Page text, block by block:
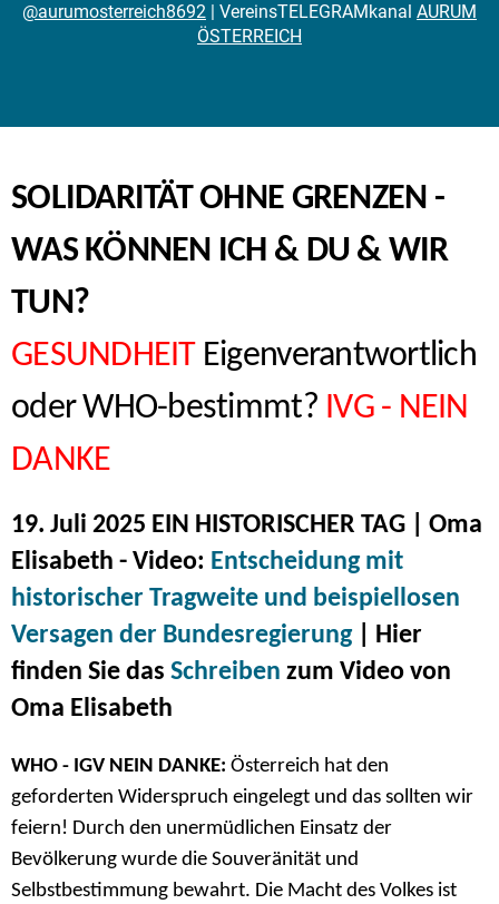
@aurumosterreich8692 | VereinsTELEGRAMkanal AURUM
ÖSTERREICH
SOLIDARITÄT OHNE GRENZEN -
WAS KÖNNEN ICH & DU & WIR
TUN?
GESUNDHEIT Eigenverantwortlich
oder WHO-bestimmt? IVG - NEIN
DANKE
19. Juli 2025 EIN HISTORISCHER TAG | Oma
Elisabeth - Video: Entscheidung mit
historischer Tragweite und beispiellosen
Versagen der Bundesregierung| Hier
finden Sie das Schreiben zum Video von
Oma Elisabeth
WHO - IGV NEIN DANKE: Österreich hat den
geforderten Widerspruch eingelegt und das sollten wir
feiern! Durch den unermüdlichen Einsatz der
Bevölkerung wurde die Souveränität und
Selbstbestimmung bewahrt. Die Macht des Volkes ist